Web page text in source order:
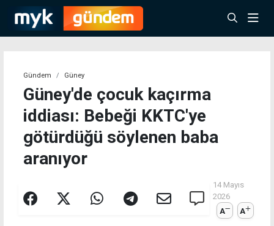
Gündem Güney
Güney'de çocuk kaçırma
iddiası: Bebeği KKTC'ye
götürdüğü söylenen baba
aranıyor
14 Mayıs
2026
A
A